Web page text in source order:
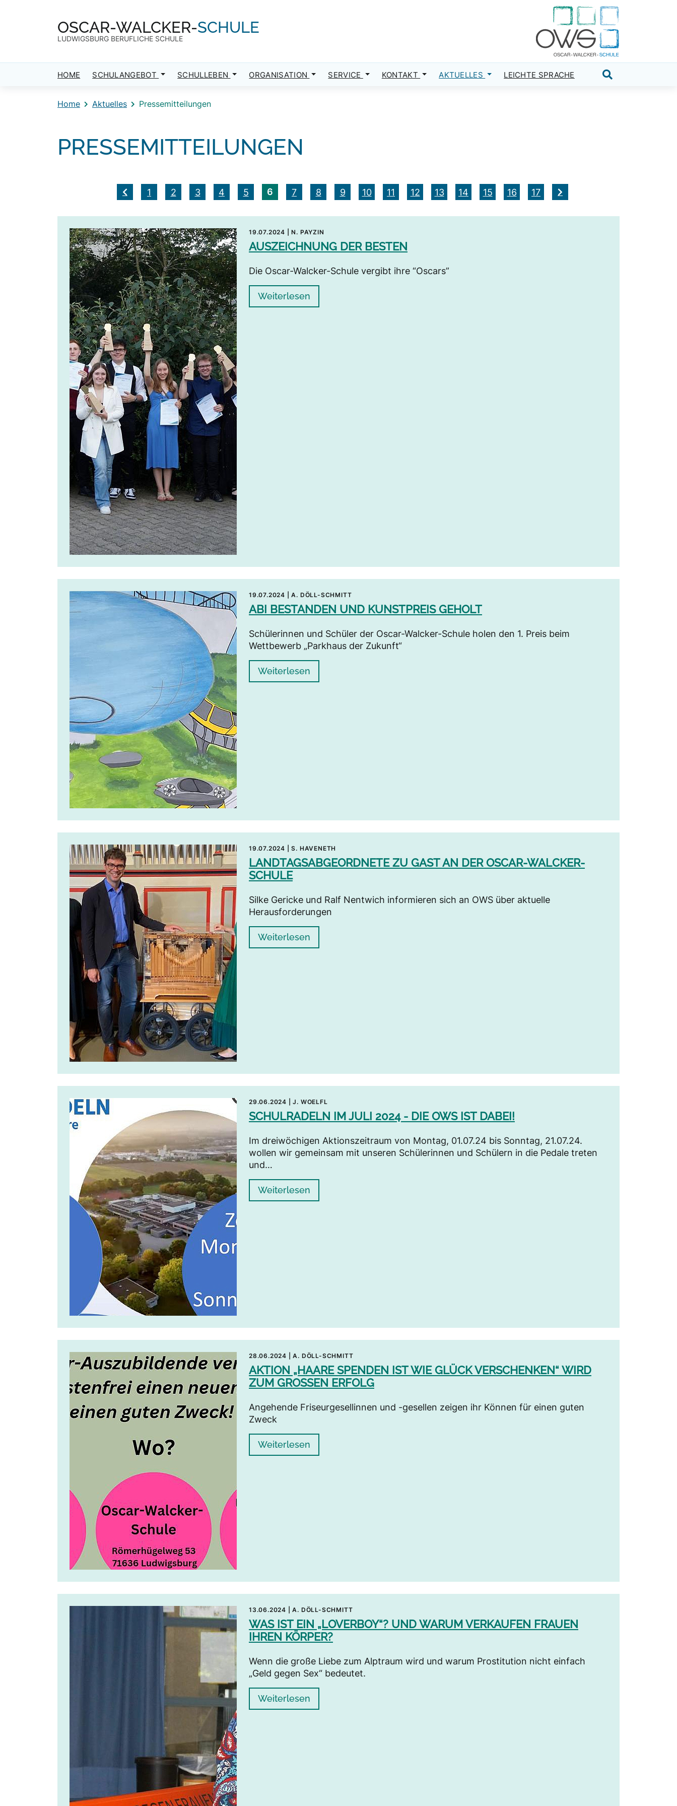
OSCAR-WALCKER-SCHULE
LUDWIGSBURG BERUFLICHE SCHULE
HOME SCHULANGEBOT SCHULLEBEN ORGANISATION SERVICE KONTAKT AKTUELLES LEICHTE SPRACHE
Home Aktuelles Pressemitteilungen
PRESSEMITTEILUNGEN
1 2 3 4 5 6 7 8 9 10 11 12 13 14 15 16 17
19.07.2024 |N. PAYZIN
AUSZEICHNUNG DER BESTEN
Die Oscar-Walcker-Schule vergibt ihre “Oscars”
Weiterlesen
19.07.2024 |A. DÖLL-SCHMITT
ABI BESTANDEN UND KUNSTPREIS GEHOLT
Schülerinnen und Schüler der Oscar-Walcker-Schule holen den 1. Preis beim
Wettbewerb „Parkhaus der Zukunft“
Weiterlesen
19.07.2024 |S. HAVENETH
LANDTAGSABGEORDNETE ZU GAST AN DER OSCAR-WALCKER-
SCHULE
Silke Gericke und Ralf Nentwich informieren sich an OWS über aktuelle
Herausforderungen
Weiterlesen
29.06.2024 |J. WOELFL
SCHULRADELN IM JULI 2024 - DIE OWS IST DABEI!
Im dreiwöchigen Aktionszeitraum von Montag, 01.07.24 bis Sonntag, 21.07.24.
wollen wir gemeinsam mit unseren Schülerinnen und Schülern in die Pedale treten
und…
Weiterlesen
28.06.2024 |A. DÖLL-SCHMITT
AKTION „HAARE SPENDEN IST WIE GLÜCK VERSCHENKEN“ WIRD
ZUM GROSSEN ERFOLG
Angehende Friseurgesellinnen und -gesellen zeigen ihr Können für einen guten
Zweck
Weiterlesen
13.06.2024 |A. DÖLL-SCHMITT
WAS IST EIN „LOVERBOY“? UND WARUM VERKAUFEN FRAUEN
IHREN KÖRPER?
Wenn die große Liebe zum Alptraum wird und warum Prostitution nicht einfach
„Geld gegen Sex“ bedeutet.
Weiterlesen